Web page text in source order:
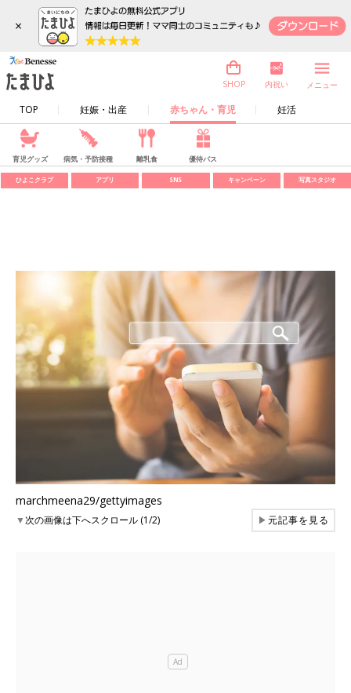
×
TOP 妊娠・出産 赤ちゃん・育児 妊活
SHOP 内祝い メニュー
育児グッズ 病気・予防接種 離乳食 優待パス
ひよこクラブ アプリ SNS キャンペーン 写真スタジオ
marchmeena29/gettyimages
▼次の画像は下へスクロール (1/2) ▶元記事を見る